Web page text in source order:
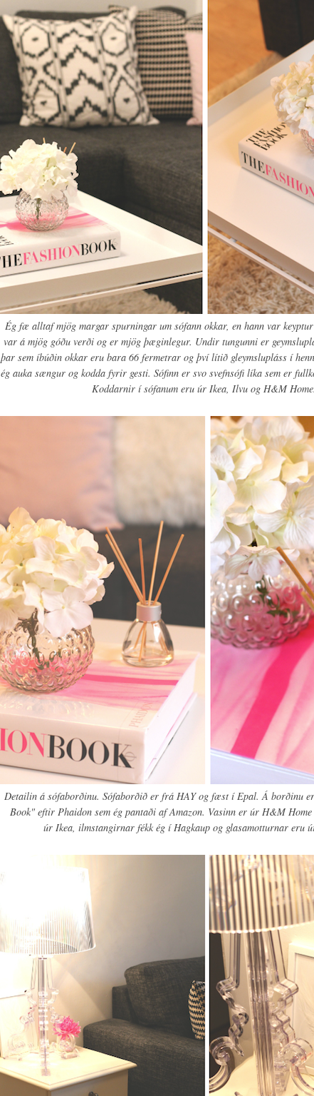
Ég fæ alltaf mjög margar spurningar um sófann okkar, en hann var
var á mjög góðu verði og er mjög þæginlegur. Undir tungunni er
þar sem íbúðin okkar eru bara 66 fermetrar og því lítið gleymslupláss í
ég auka sængur og kodda fyrir gesti. Sófinn er svo svefnsófi líka sem er
Koddarnir í sófanum eru úr Ikea, Ilvu og H&M Home.
Detailin á sófaborðinu. Sófaborðið er frá HAY og fæst í Epal. Á borðinu
Book" eftir Phaidon sem ég pantaði af Amazon. Vasinn er úr H&M
úr Ikea, ilmstangirnar fékk ég í Hagkaup og glasamotturnar eru